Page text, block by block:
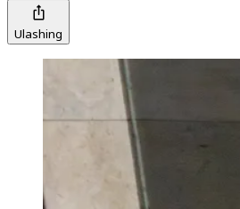
Ulashing